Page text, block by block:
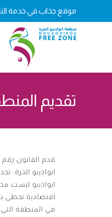
موقع جذاب في خدمة
تقديم
انواذيبو الحرة،
انواذيبو ليست
اقتصادية تحظى
في المنطقة